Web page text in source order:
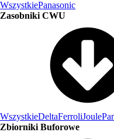
WszystkiePanasonic
Zasobniki CWU
WszystkieDeltaFerroliJoule
Zbiorniki Buforowe